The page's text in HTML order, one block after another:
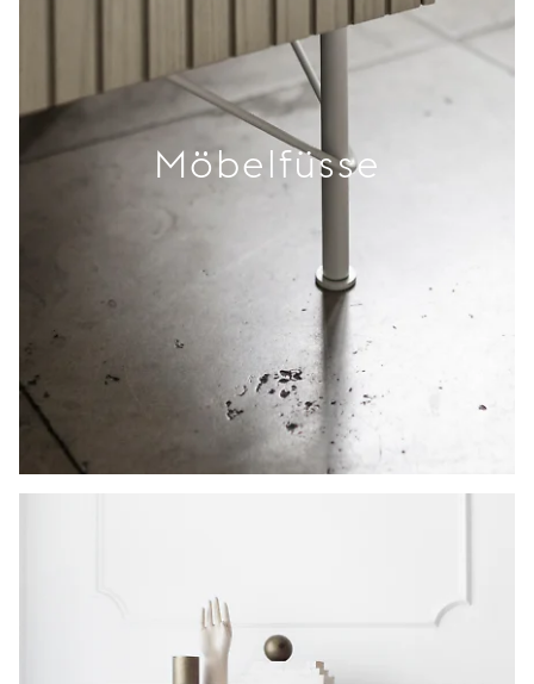
Möbelfüsse